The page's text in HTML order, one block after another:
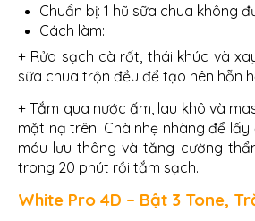
Chuẩn bị: 1 hũ sữa chua không
Cách làm:
+ Rửa sạch cà rốt, thái khúc và
sữa chua trộn đều để tạo nên hỗn
+ Tắm qua nước ấm, lau khô và
mặt nạ trên. Chà nhẹ nhàng để
máu lưu thông và tăng cường
trong 20 phút rồi tắm sạch.
White Pro 4D – Bật 3 Tone,